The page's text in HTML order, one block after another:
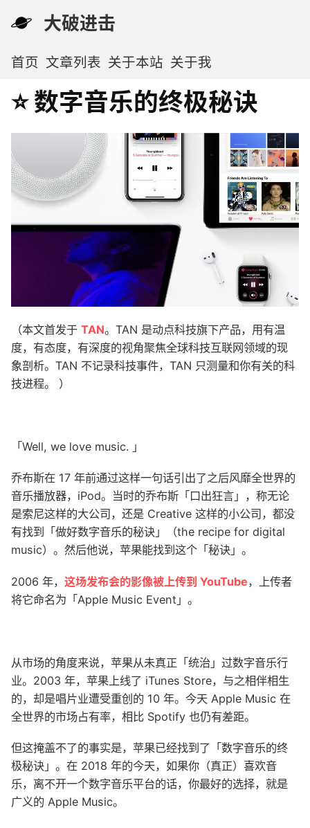
大破进击
首页 文章列表 关于本站 关于我
⭐️ 数字音乐的终极秘诀
（本文首发于TAN。TAN 是动点科技旗下产品，用有温
度，有态度，有深度的视角聚焦全球科技互联网领域的现
象剖析。TAN 不记录科技事件，TAN 只测量和你有关的科
技进程。 ）
「Well, we love music. 」
乔布斯在 17 年前通过这样一句话引出了之后风靡全世界的
音乐播放器，iPod。当时的乔布斯「口出狂言」，称无论
是索尼这样的大公司，还是 Creative 这样的小公司，都没
有找到「做好数字音乐的秘诀」（the recipe for digital
music）。然后他说，苹果能找到这个「秘诀」。
2006 年，这场发布会的影像被上传到 YouTube，上传者
将它命名为「Apple Music Event」。
从市场的角度来说，苹果从未真正「统治」过数字音乐行
业。2003 年，苹果上线了 iTunes Store，与之相伴相生
的，却是唱片业遭受重创的 10 年。今天 Apple Music 在
全世界的市场占有率，相比 Spotify 也仍有差距。
但这掩盖不了的事实是，苹果已经找到了「数字音乐的终
极秘诀」。在 2018 年的今天，如果你（真正）喜欢音
乐，离不开一个数字音乐平台的话，你最好的选择，就是
广义的 Apple Music。